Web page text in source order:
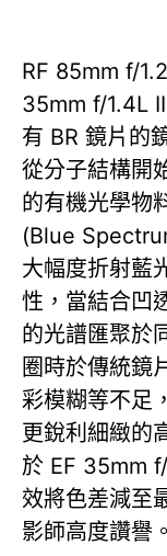
RF 85mm f/
35mm f/1.4L
有 BR 鏡片的
從分子結構開
的有機光學物
(Blue
大幅度折射藍
性，當結合凹
的光譜匯聚於
圈時於傳統鏡
彩模糊等不足
更銳利細緻的
於 EF 35mm
效將色差減至
影師高度讚譽。